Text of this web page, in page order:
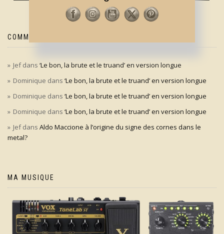
COMMENTAIRES RÉCENTS
Jefdans ‘Le bon, la brute et le truand’ en version longue
Dominique dans ‘Le bon, la brute et le truand’ en version longue
Dominique dans ‘Le bon, la brute et le truand’ en version longue
Dominique dans ‘Le bon, la brute et le truand’ en version longue
Jefdans Aldo Maccione à l’origine du signe des cornes dans le
metal?
MA MUSIQUE